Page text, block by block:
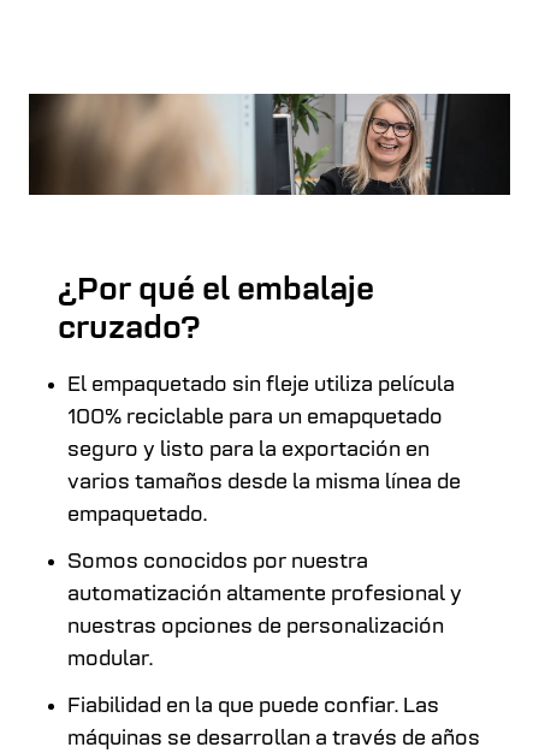
¿Por qué el embalaje
cruzado?
El empaquetado sin fleje utiliza película
100% reciclable para un emapquetado
seguro y listo para la exportación en
varios tamaños desde la misma línea de
empaquetado.
Somos conocidos por nuestra
automatización altamente profesional y
nuestras opciones de personalización
modular.
Fiabilidad en la que puede confiar. Las
máquinas se desarrollan a través de años